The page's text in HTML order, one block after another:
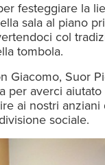
festeggiare la
sala al piano
col
tombola.
Giacomo, Suor
per averci
ai nostri
sociale.